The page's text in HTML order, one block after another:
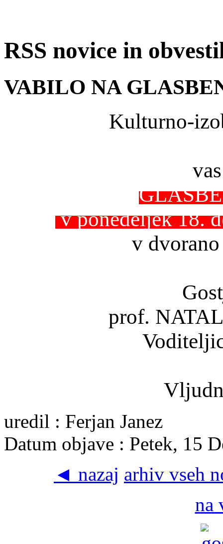
RSS novice in
VABILO NA
Kulturno-
v ponedeljek 18.
v
prof.
uredil : Ferjan Janez
Datum objave : Petek, 15
◄ nazaj arhiv vseh
na